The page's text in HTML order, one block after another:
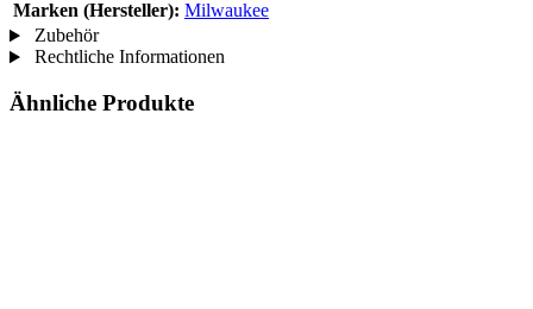
Marken (Hersteller): Milwaukee
Zubehör
Rechtliche Informationen
Ähnliche Produkte